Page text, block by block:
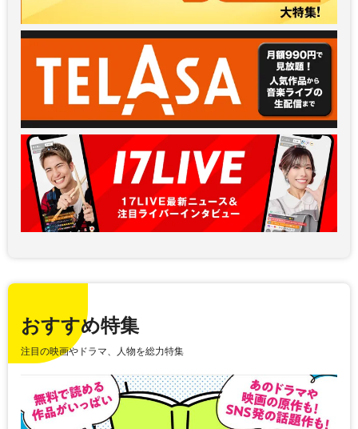
おすすめ特集
注目の映画やドラマ、人物を総力特集